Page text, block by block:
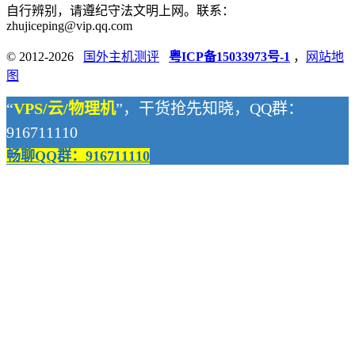
自行辨别，请遵纪守法文明上网。联系：
zhujiceping@vip.qq.com
© 2012-2026 国外主机测评 粤ICP备15033973号-1 ，
网站地
图
“VPS/云/物理机”，干货抢先知晓，QQ群：
916711110
畅聊QQ群：916711110